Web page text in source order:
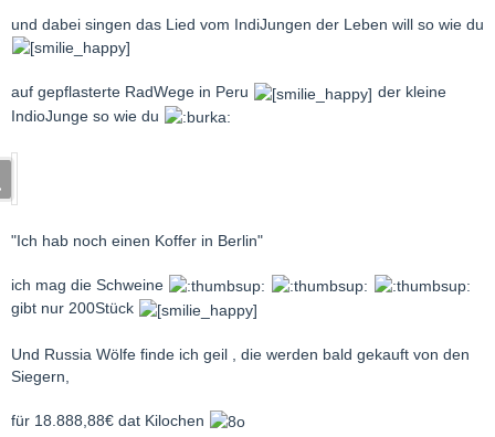
und dabei singen das Lied vom IndiJungen der Leben will so wie du
auf gepflasterte RadWege in Peru
der kleine
IndioJunge so wie du
"Ich hab noch einen Koffer in Berlin"
ich mag die Schweine
gibt nur 200Stück
Und Russia Wölfe finde ich geil , die werden bald gekauft von den
Siegern,
für 18.888,88€ dat Kilochen